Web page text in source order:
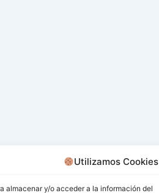
Utilizamos Cookies
almacenar y/o acceder a la información del